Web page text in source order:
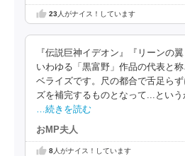
23人がナイス！しています
『伝説巨神イデオン』『リーンの
いわゆる「黒富野」作品の代表と
ベライズです。尺の都合で舌足ら
ズを補完するものとなって...という
…続きを読む
おMP夫人
8人がナイス！しています